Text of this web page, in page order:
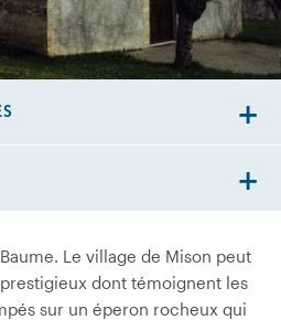
Le village de Mison peut
prestigieux dont témoignent les
sur un éperon rocheux qui